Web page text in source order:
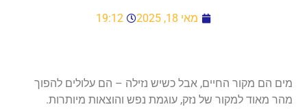
מאי 18, 2025 19:12
מים הם מקור החיים, אבל כשיש נזילה – הם עלולים להפוך
מהר מאוד למקור של נזק, עוגמת נפש והוצאות מיותרות.